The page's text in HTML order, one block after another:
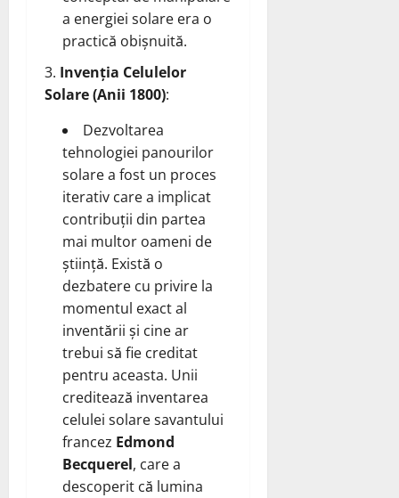
a energiei solare era o
practică obișnuită.
Invenția Celulelor
Solare (Anii 1800):
Dezvoltarea
tehnologiei panourilor
solare a fost un proces
iterativ care a implicat
contribuții din partea
mai multor oameni de
știință. Există o
dezbatere cu privire la
momentul exact al
inventării și cine ar
trebui să fie creditat
pentru aceasta. Unii
creditează inventarea
celulei solare savantului
francez Edmond
Becquerel, care a
descoperit că lumina